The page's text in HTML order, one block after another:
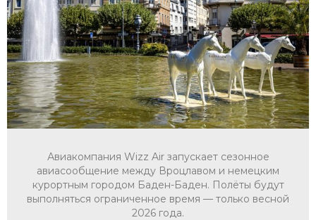
Авиакомпания Wizz Air запускает сезонное
авиасообщение между Вроцлавом и немецким
курортным городом Баден-Баден. Полёты будут
выполняться ограниченное время — только весной
2026 года.